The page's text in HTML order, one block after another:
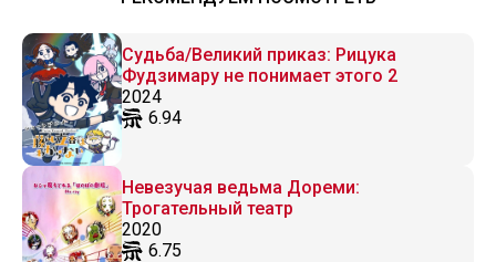
Судьба/Великий приказ: Рицука
Фудзимару не понимает этого 2
2024
6.94
Невезучая ведьма Дореми:
Трогательный театр
2020
6.75